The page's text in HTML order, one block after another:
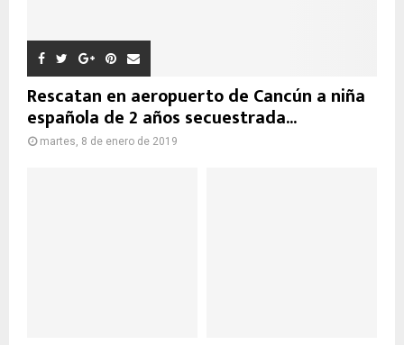
Rescatan en aeropuerto de Cancún a niña
española de 2 años secuestrada...
martes, 8 de enero de 2019